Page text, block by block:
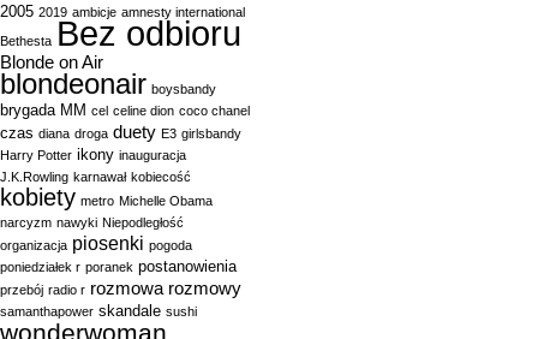
2005 2019 ambicje amnesty international
Bethesta Bez odbioru
Blonde on Air
blondeonair boysbandy
brygada MM cel celine dion coco chanel
czas diana droga duety E3 girlsbandy
Harry Potter ikony inauguracja
J.K.Rowling karnawał kobiecość
kobiety metro Michelle Obama
narcyzm nawyki Niepodległość
organizacja piosenki pogoda
poniedziałek r poranek postanowienia
przebój radio r rozmowa rozmowy
samanthapower skandale sushi
wonderwoman